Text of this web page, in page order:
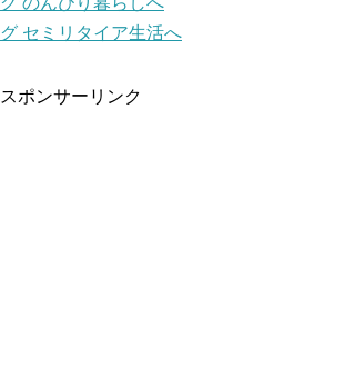
スポンサーリンク